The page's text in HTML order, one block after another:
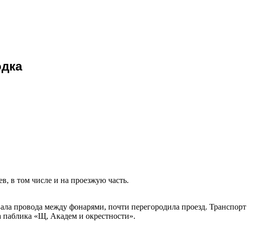
в том числе и на проезжую часть.
провода между фонарями, почти перегородила проезд. Транспорт
«Щ, Академ и окрестности».